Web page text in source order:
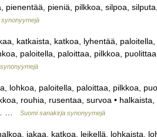
pieniä, pilkkoa, silpoa,
synonyymejä
katkaista, katkoa, lyhentää, paloitella,
paloitella, paloittaa, pilkkoa,
lohkoa, paloitella, paloittaa, pilkkoa,
rouhia, rusentaa, survoa •
…
Suomi sanakirja synonyymejä
jakaa, katkoa, leikellä, lohkaista,